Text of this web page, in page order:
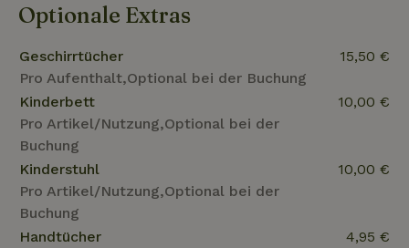
Optionale Extras
Geschirrtücher
Pro Aufenthalt,Optional bei der Buchung
15,50 €
Kinderbett
Pro Artikel/Nutzung,Optional bei der
Buchung
10,00 €
Kinderstuhl
Pro Artikel/Nutzung,Optional bei der
Buchung
10,00 €
Handtücher
4,95 €